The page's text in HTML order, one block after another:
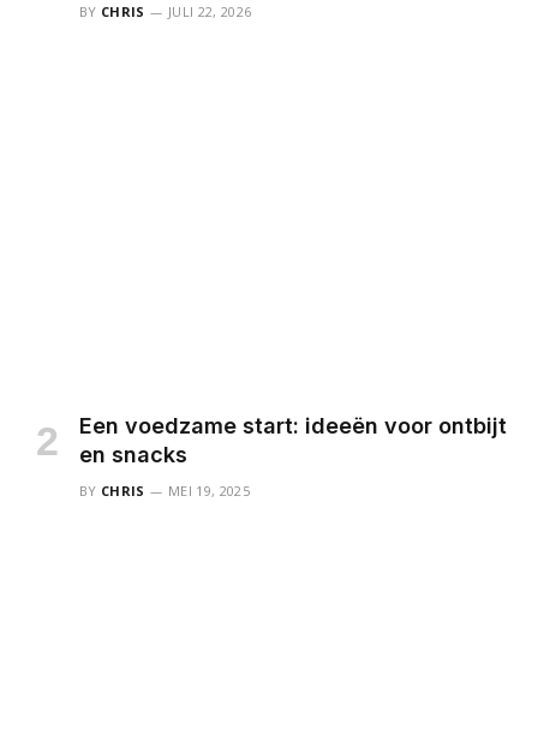
BY CHRIS JULI 22, 2026
Een voedzame start: ideeën voor ontbijt
en snacks
BY CHRIS MEI 19, 2025